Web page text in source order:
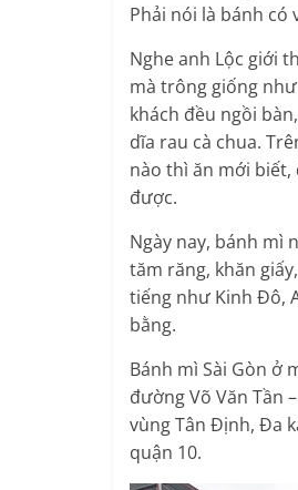
Phải nói là bánh có
Nghe anh Lộc giới
mà trông giống
khách đều ngồi
dĩa rau cà chua.
nào thì ăn mới biết,
được.
Ngày nay, bánh mì
tăm răng, khăn
tiếng như Kinh Đô,
bằng.
Bánh mì Sài Gòn ở
đường Võ Văn Tần
vùng Tân Định, Đa
quận 10.